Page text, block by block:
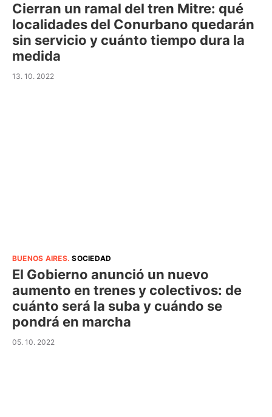
Cierran un ramal del tren Mitre: qué
localidades del Conurbano quedarán
sin servicio y cuánto tiempo dura la
medida
13. 10. 2022
BUENOS AIRES.SOCIEDAD
El Gobierno anunció un nuevo
aumento en trenes y colectivos: de
cuánto será la suba y cuándo se
pondrá en marcha
05. 10. 2022